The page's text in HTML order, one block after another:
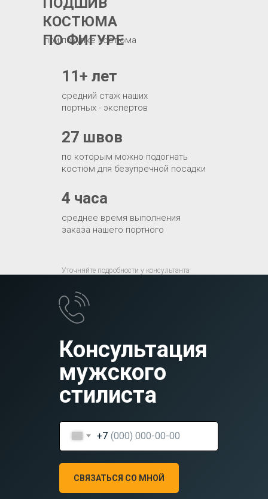
по которым можно подогнать
костюм для безупречной посадки
27 швов
при покупке костюма
КОСТЮМА
ПО ФИГУРЕ
средний стаж наших
портных - экспертов
11+ лет
Уточняйте подробности у консультанта
среднее время выполнения
заказа нашего портного
4 часа
Консультация
мужского
стилиста
+7
СВЯЗАТЬСЯ СО МНОЙ